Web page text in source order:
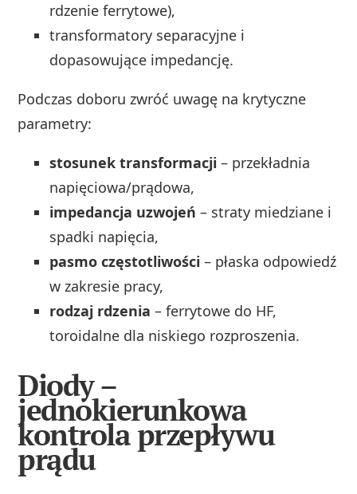
rdzenie ferrytowe),
transformatory separacyjne i
dopasowujące impedancję.
Podczas doboru zwróć uwagę na krytyczne
parametry:
stosunek transformacji – przekładnia
napięciowa/prądowa,
impedancja uzwojeń – straty miedziane i
spadki napięcia,
pasmo częstotliwości – płaska odpowiedź
w zakresie pracy,
rodzaj rdzenia – ferrytowe do HF,
toroidalne dla niskiego rozproszenia.
Diody –
jednokierunkowa
kontrola przepływu
prądu